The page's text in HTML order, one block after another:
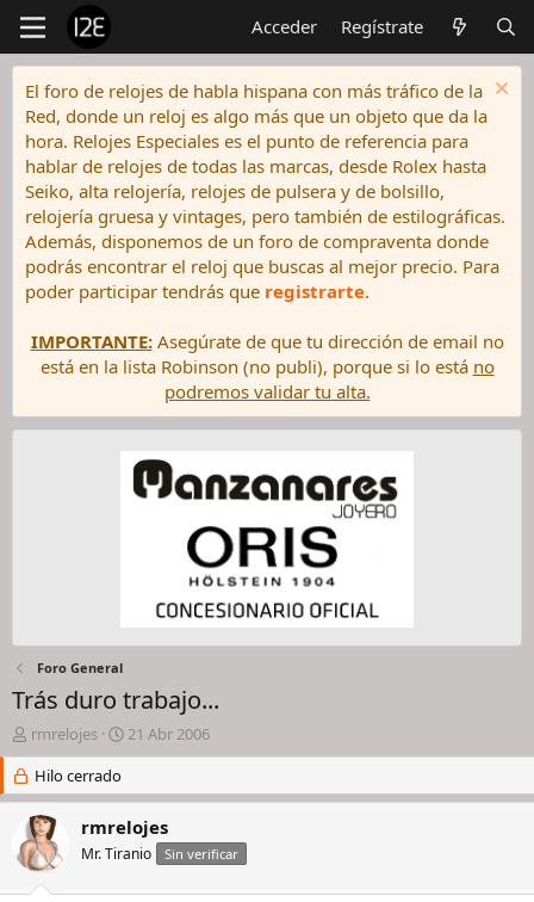
Acceder Regístrate
El foro de relojes de habla hispana con más tráfico de la
Red, donde un reloj es algo más que un objeto que da la
hora. Relojes Especiales es el punto de referencia para
hablar de relojes de todas las marcas, desde Rolex hasta
Seiko, alta relojería, relojes de pulsera y de bolsillo,
relojería gruesa y vintages, pero también de estilográficas.
Además, disponemos de un foro de compraventa donde
podrás encontrar el reloj que buscas al mejor precio. Para
poder participar tendrás que registrarte.
IMPORTANTE:Asegúrate de que tu dirección de email no
está en la lista Robinson (no publi), porque si lo está no
podremos validar tu alta.
Foro General
Trás duro trabajo...
I
n
c
i
a
d
o
rmrelojes
F
e
h
a
d
e
21 Abr 2006
Hilo cerrado
rmrelojes
Mr. Tiranio Sin verificar